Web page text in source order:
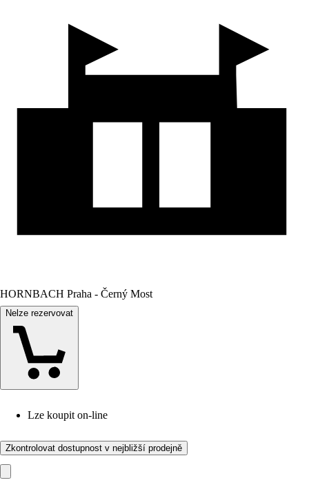
HORNBACH Praha - Černý Most
Nelze rezervovat
Lze koupit on-line
Zkontrolovat dostupnost v nejbližší prodejně